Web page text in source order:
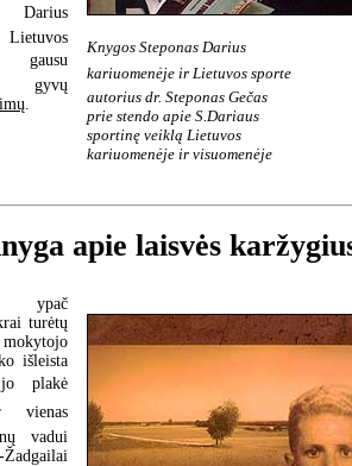
Knygos Steponas Darius
kariuomenėje ir Lietuvos sporte
autorius dr. Steponas Gečas
prie stendo apie S.Dariaus
sportinę veiklą Lietuvos
kariuomenėje ir visuomenėje
gausu
gyvų
apie laisvės
ypač
turėtų
išleista
jo plakė
vienas
vadui